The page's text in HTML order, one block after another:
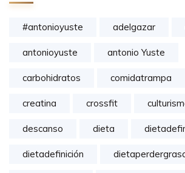
#antonioyuste adelgazar
antonioyuste antonio Yuste
carbohidratos comidatrampa
creatina crossfit
descanso dieta
dietadefinición